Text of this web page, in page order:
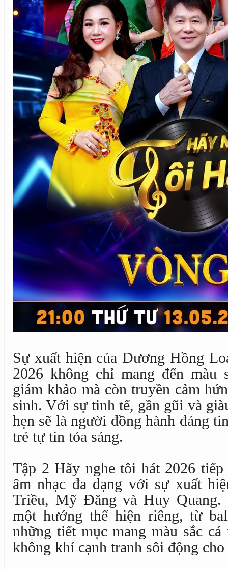
Sự xuất hiện của Dương Hồng
2026 không chỉ mang đến màu
giám khảo mà còn truyền cảm
sinh. Với sự tinh tế, gần gũi và
hẹn sẽ là người đồng hành đáng
trẻ tự tin tỏa sáng.
Tập 2 Hãy nghe tôi hát 2026 tiếp
âm nhạc đa dạng với sự xuất
Triều, Mỹ Đăng và Huy
một hướng thể hiện riêng, từ
những tiết mục mang màu sắc
không khí cạnh tranh sôi động